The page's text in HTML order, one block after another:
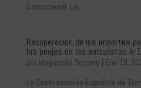
Gorosmendi. La...
Recuperación de los importes
los peajes de las autopistas A-
por Magaceda Serrano | Ene 10,
La Confederación Española de